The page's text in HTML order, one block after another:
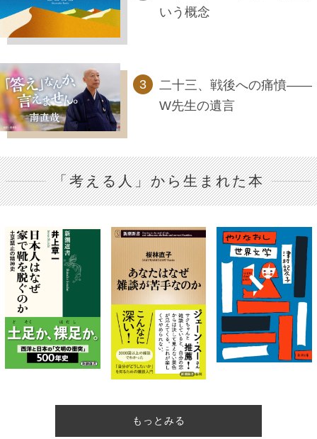
いう概念
二十三、戦後への痛憤――
W先生の遺言
「考える人」から生まれた本
もっとみる